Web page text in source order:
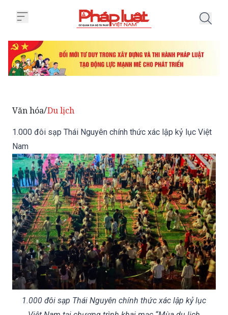
Văn hóa/Du lịch
1.000 đôi sạp Thái Nguyên chính thức xác lập kỷ lục Việt
Nam
1.000 đôi sạp Thái Nguyên chính thức xác lập kỷ lục